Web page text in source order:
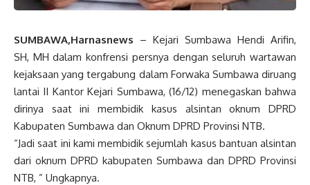
SUMBAWA,Harnasnews – Kejari Sumbawa Hendi Arifin,
SH, MH dalam konfrensi persnya dengan seluruh wartawan
kejaksaan yang tergabung dalam Forwaka Sumbawa diruang
lantai II Kantor Kejari Sumbawa, (16/12) menegaskan bahwa
dirinya saat ini membidik kasus alsintan oknum DPRD
Kabupaten Sumbawa dan Oknum DPRD Provinsi NTB.
“Jadi saat ini kami membidik sejumlah kasus bantuan alsintan
dari oknum DPRD kabupaten Sumbawa dan DPRD Provinsi
NTB, ” Ungkapnya.